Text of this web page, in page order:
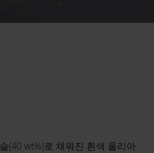
(40 wt%)로 채워진 흰색 폴리아